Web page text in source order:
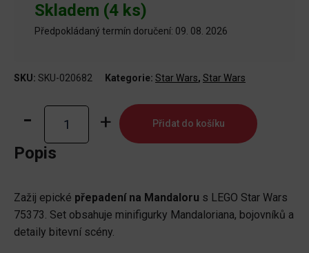
Skladem (4 ks)
Předpokládaný termín doručení: 09. 08. 2026
SKU: SKU-020682 Kategorie: Star Wars, Star Wars
Wars™
balíček
přepadení
na
Přidat do košíku
Popis
Zažij epické přepadení na Mandaloru s LEGO Star Wars
75373. Set obsahuje minifigurky Mandaloriana, bojovníků a
detaily bitevní scény.